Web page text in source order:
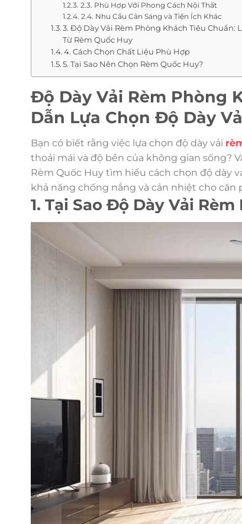
2.3. Phù Hợp Với Phong Cách Nội Thất
2.4. Nhu Cầu Cản Sáng và Tiện Ích Khác
3. Độ Dày Vải Rèm Phòng Khách Tiêu Chuẩn:
Từ Rèm Quốc Huy
4. Cách Chọn Chất Liệu Phù Hợp
5. Tại Sao Nên Chọn Rèm Quốc Huy?
Độ Dày Vải Rèm Phòng
Dẫn Lựa Chọn Độ Dày
Bạn có biết rằng việc lựa chọn độ dày vải
thoải mái và độ bền của không gian sống?
Rèm Quốc Huy tìm hiểu cách chọn độ dày
khả năng chống nắng và cản nhiệt cho căn
1. Tại Sao Độ Dày Vải